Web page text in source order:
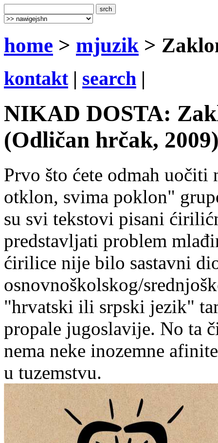
home > mjuzik >
kontakt| search |
NIKAD DOSTA:
(Odličan hrčak,
Prvo što ćete odmah
otklon, svima poklon"
su svi tekstovi pisani
predstavljati problem
ćirilice nije bilo sastavni
osnovnoškolskog/
"hrvatski ili srpski jezik"
propale jugoslavije. No ta
nema neke inozemne
u tuzemstvu.